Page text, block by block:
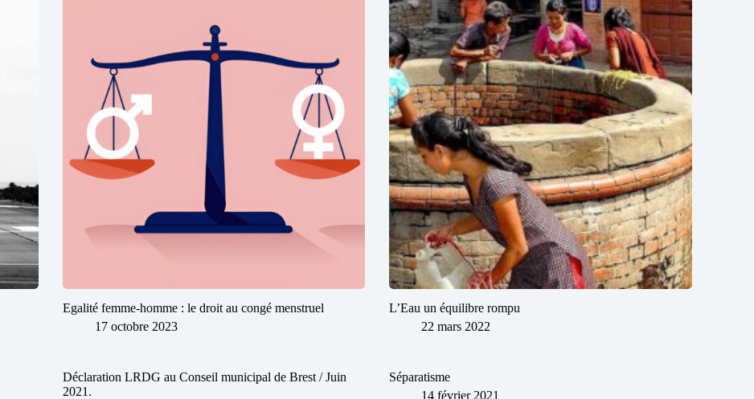
Egalité femme-homme : le droit au congé menstruel
17 octobre 2023
L’Eau un équilibre rompu
22 mars 2022
Déclaration LRDG au Conseil municipal de Brest / Juin
2021.
Séparatisme
14 février 2021